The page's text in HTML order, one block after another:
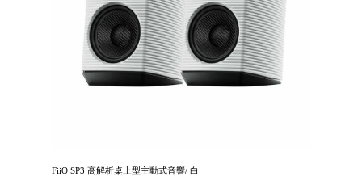
FiiO SP3 高解析桌上型主動式音響/ 白